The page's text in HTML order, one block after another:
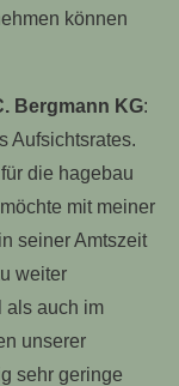
können
Bergmann KG:
Aufsichtsrates.
die hagebau
mit meiner
seiner Amtszeit
weiter
als auch im
unserer
sehr geringe